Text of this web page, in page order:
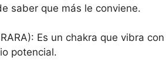
saber que más le conviene.
Es un chakra que vibra
potencial.